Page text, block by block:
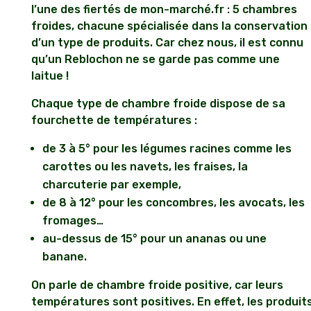
l’une des fiertés de mon-marché.fr : 5 chambres
froides, chacune spécialisée dans la conservation
d’un type de produits. Car chez nous, il est connu
qu’un Reblochon ne se garde pas comme une
laitue !
Chaque type de chambre froide dispose de sa
fourchette de températures :
de 3 à 5° pour les légumes racines comme les
carottes ou les navets, les fraises, la
charcuterie par exemple,
de 8 à 12° pour les concombres, les avocats, les
fromages…
au-dessus de 15° pour un ananas ou une
banane.
On parle de chambre froide positive, car leurs
températures sont positives. En effet, les